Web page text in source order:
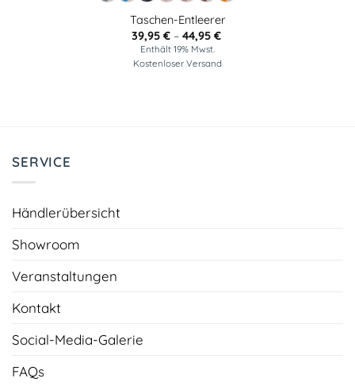
Taschen-Entleerer
39,95 € – 44,95 €Preisspanne:
bis
44,95 €
Enthält 19% Mwst.
Kostenloser Versand
SERVICE
Händlerübersicht
Showroom
Veranstaltungen
Kontakt
Social-Media-Galerie
FAQs